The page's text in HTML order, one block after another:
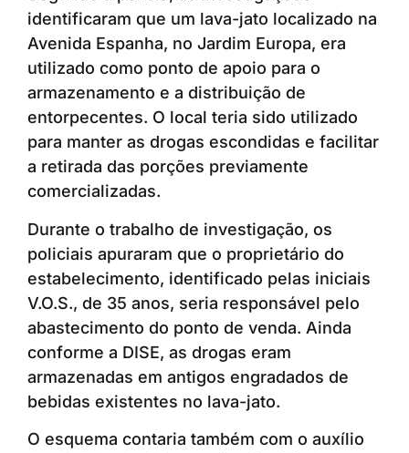
identificaram que um lava-jato localizado na
Avenida Espanha, no Jardim Europa, era
utilizado como ponto de apoio para o
armazenamento e a distribuição de
entorpecentes. O local teria sido utilizado
para manter as drogas escondidas e facilitar
a retirada das porções previamente
comercializadas.
Durante o trabalho de investigação, os
policiais apuraram que o proprietário do
estabelecimento, identificado pelas iniciais
V.O.S., de 35 anos, seria responsável pelo
abastecimento do ponto de venda. Ainda
conforme a DISE, as drogas eram
armazenadas em antigos engradados de
bebidas existentes no lava-jato.
O esquema contaria também com o auxílio